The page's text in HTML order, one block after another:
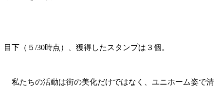
目下（５/30時点）、獲得したスタンプは３個。
私たちの活動は街の美化だけではなく、ユニホーム姿で清